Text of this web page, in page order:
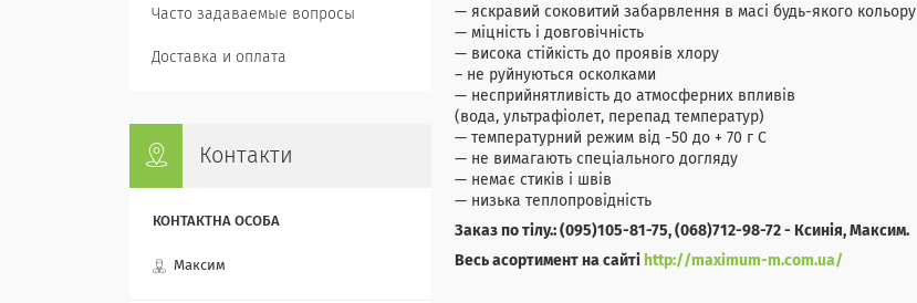
— яскравий соковитий забарвлення в масі будь-якого кольору
— міцність і довговічність
— висока стійкість до проявів хлору
– не руйнуються осколками
— несприйнятливість до атмосферних впливів
(вода, ультрафіолет, перепад температур)
— температурний режим від -50 до + 70 г С
— не вимагають спеціального догляду
— немає стиків і швів
— низька теплопровідність
Заказ по тілу.: (095)105-81-75, (068)712-98-72 - Ксинія, Максим.
Весь асортимент на сайті http://maximum-m.com.ua/
Часто задаваемые вопросы
Доставка и оплата
Контакти
Максим